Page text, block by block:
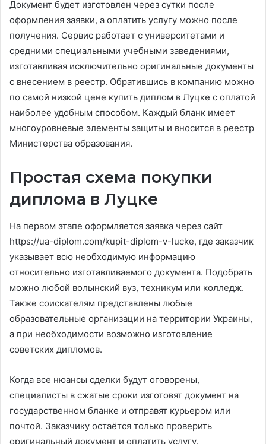
Документ будет изготовлен через сутки после
оформления заявки, а оплатить услугу можно после
получения. Сервис работает с университетами и
средними специальными учебными заведениями,
изготавливая исключительно оригинальные документы
с внесением в реестр. Обратившись в компанию можно
по самой низкой цене купить диплом в Луцке с оплатой
наиболее удобным способом. Каждый бланк имеет
многоуровневые элементы защиты и вносится в реестр
Министерства образования.
Простая схема покупки
диплома в Луцке
На первом этапе оформляется заявка через сайт
https://ua-diplom.com/kupit-diplom-v-lucke, где заказчик
указывает всю необходимую информацию
относительно изготавливаемого документа. Подобрать
можно любой волынский вуз, техникум или колледж.
Также соискателям представлены любые
образовательные организации на территории Украины,
а при необходимости возможно изготовление
советских дипломов.
Когда все нюансы сделки будут оговорены,
специалисты в сжатые сроки изготовят документ на
государственном бланке и отправят курьером или
почтой. Заказчику остаётся только проверить
оригинальный документ и оплатить услугу.